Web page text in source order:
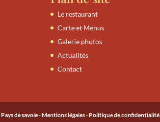
Le restaurant
Carte et Menus
Galerie photos
Actualités
Contact
Pays de savoie-Mentions légales- Politique de confidentialité